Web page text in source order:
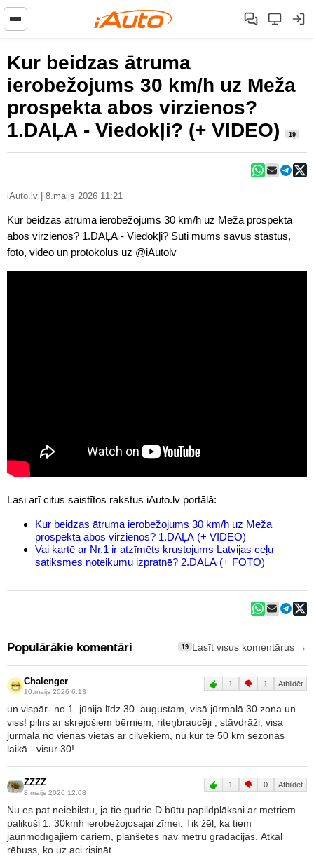
Kur beidzas ātruma
ierobežojums 30 km/h uz Meža
prospekta abos virzienos?
1.DAĻA - Viedokļi? (+ VIDEO)
19
iAuto.lv | 8.maijs 2026 11:21
Kur beidzas ātruma ierobežojums 30 km/h uz Meža prospekta
abos virzienos? 1.DAĻA - Viedokļi? Sūti mums savus stāstus,
foto, video un protokolus uz @iAutolv
Lasi arī citus saistītos rakstus iAuto.lv portālā:
Kur beidzas ātruma ierobežojums 30 km/h uz Meža
prospekta abos virzienos? 1.DAĻA (+ VIDEO)
Vai kartē ar Nr.1 ir atzīmēts krustojums Latvijas ceļu
satiksmes noteikumu izpratnē? 2.DAĻA (+ FOTO)
Populārākie komentāri 19 Lasīt visus komentārus →
Chalenger
10.maijs 2026 6:13
1 1 Atbildēt
un vispār- no 1. jūnija līdz 30. augustam, visā jūrmalā 30 zona un
viss! pilns ar skrejošiem bērniem, riteņbraucēji , stāvdrāži, visa
jūrmala no vienas vietas ar cilvēkiem, nu kur te 50 km sezonas
laikā - visur 30!
ZZZZ
8.maijs 2026 12:08
1 0 Atbildēt
Nu es pat neiebilstu, ja tie gudrie D būtu papildplāksni ar metriem
palikuši 1. 30kmh ierobežojosajai zīmei. Tik žēl, ka tiem
jaunmodīgajiem cariem, planšetēs nav metru gradācijas. Atkal
rēbuss, ko uz aci risināt.